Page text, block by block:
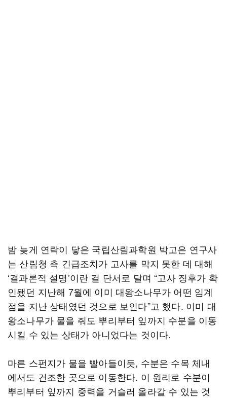
밤 늦게 연락이 닿은 국립산림과학원 박고은 연구사
는 산림청 측 긴급조치가 고사를 막지 못한 데 대해
‘결과론적 설명’이란 걸 단서로 달며 “고사 징후가 확
인됐던 지난해 7월에 이미 대왕소나무가 어떤 임계
점을 지난 상태였던 것으로 보인다”고 했다. 이미 대
왕소나무가 물을 줘도 뿌리부터 잎까지 수분을 이동
시킬 수 있는 상태가 아니었다는 것이다.
마른 스펀지가 물을 빨아들이듯, 수분은 수목 체내
에서도 건조한 곳으로 이동한다. 이 원리로 수분이
뿌리부터 잎까지 중력을 거슬러 올라갈 수 있는 것